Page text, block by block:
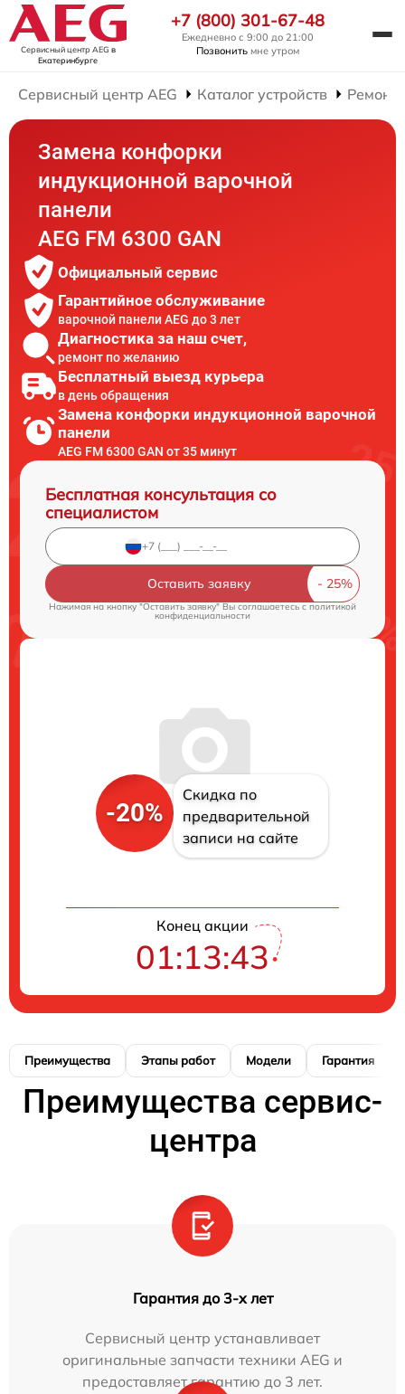
Сервисный центр AEG в
Екатеринбурге
+7 (800) 301-67-48
Ежедневно с 9:00 до 21:00
Позвонить мне утром
Сервисный центр AEG Каталог устройств Ремонт
Замена конфорки
индукционной варочной
панели
AEG FM 6300 GAN
Официальный сервис
Гарантийное обслуживание
варочной панели AEG до 3 лет
Диагностика за наш счет,
ремонт по желанию
Бесплатный выезд курьера
в день обращения
Замена конфорки индукционной варочной
панели
AEG FM 6300 GAN от 35 минут
Бесплатная консультация со
специалистом
Оставить заявку
Нажимая на кнопку "Оставить заявку" Вы соглашаетесь cполитикой
конфиденциальности
-20%
Скидка по
предварительной
записи на сайте
Конец акции
01:13:42
Преимущества Этапы работ Модели Гарантия
Преимущества сервис-
центра
Гарантия до 3-х лет
Сервисный центр устанавливает
оригинальные запчасти техники AEG и
предоставляет гарантию до 3 лет.